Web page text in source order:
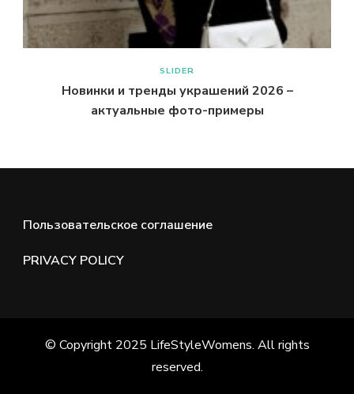
SLIDER
Новинки и тренды украшений 2026 –
актуальные фото-примеры
Пользовательское соглашение
PRIVACY POLICY
© Copyright 2025 LifeStyleWomens. All rights
reserved.